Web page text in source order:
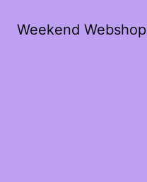
Weekend Webshop